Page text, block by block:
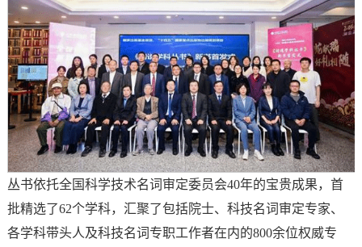
丛书依托全国科学技术名词审定委员会40年的宝贵成果，首
批精选了62个学科，汇聚了包括院士、科技名词审定专家、
各学科带头人及科技名词专职工作者在内的800余位权威专